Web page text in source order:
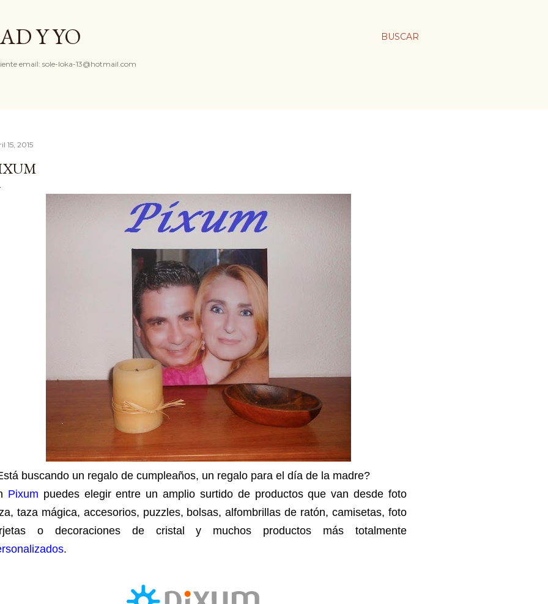
BUSCAR
Y YO
email: sole-loka-13@hotmail.com
15, 2015
buscando un regalo de cumpleaños, un regalo para el día de la madre?
Pixum puedes elegir entre un amplio surtido de productos que van desde foto
taza mágica, accesorios, puzzles, bolsas, alfombrillas de ratón, camisetas, foto
o decoraciones de cristal y muchos productos más totalmente
.